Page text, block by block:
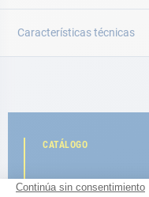
Características técnicas
CATÁLOGO
Descubre